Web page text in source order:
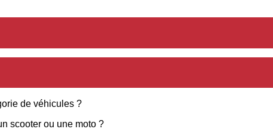
de véhicules ?
scooter ou une moto ?